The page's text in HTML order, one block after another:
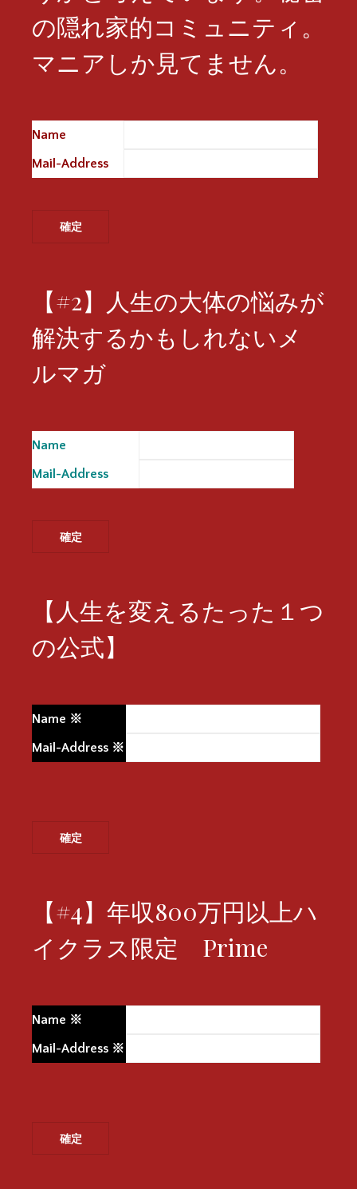
の隠れ家的コミュニティ。
マニアしか見てません。
Name
Mail-Address
【#2】人生の大体の悩みが
解決するかもしれないメ
ルマガ
Name
Mail-Address
【人生を変えるたった１つ
の公式】
Name ※
Mail-Address ※
【#4】年収800万円以上ハ
イクラス限定 Prime
Name ※
Mail-Address ※